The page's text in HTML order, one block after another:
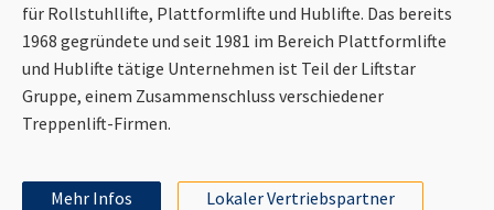
für Rollstuhllifte, Plattformlifte und Hublifte. Das bereits
1968 gegründete und seit 1981 im Bereich Plattformlifte
und Hublifte tätige Unternehmen ist Teil der Liftstar
Gruppe, einem Zusammenschluss verschiedener
Treppenlift-Firmen.
Mehr Infos Lokaler Vertriebspartner